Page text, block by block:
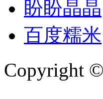
盼盼晶晶
百度糯米
Copyright